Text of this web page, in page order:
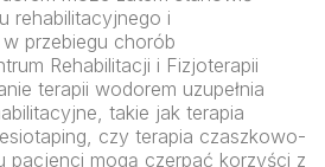
rehabilitacyjnego i
przebiegu chorób
Rehabilitacji i Fizjoterapii
terapii wodorem uzupełnia
takie jak terapia
czy terapia czaszkowo-
pacjenci mogą czerpać korzyści z